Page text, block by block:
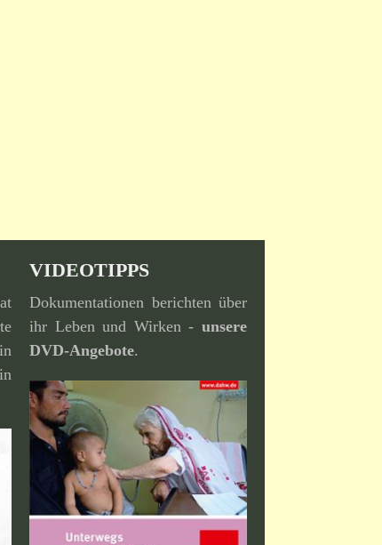
VIDEOTIPPS
Dokumentationen berichten über
ihr Leben und Wirken - unsere
DVD-Angebote.